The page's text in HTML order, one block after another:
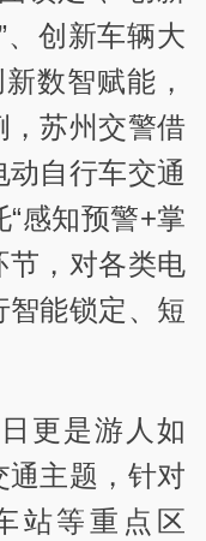
、创新车辆大
数智赋能，
，苏州交警借
自行车交通
感知预警+掌
节，对各类电
智能锁定、短
更是游人如
通主题，针对
站等重点区